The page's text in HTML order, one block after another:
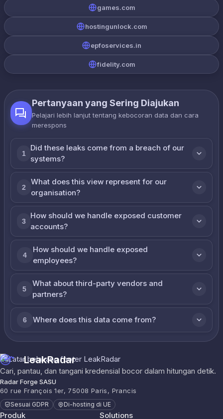
games.com
hostingunlock.com
epfoservices.in
fidelity.com
Pertanyaan yang Sering Diajukan
Pelajari lebih lanjut tentang kebocoran data dan cara
merespons
1
Did these leaks come from a breach of our
systems?
2
What does this view represent for our
organisation?
3
How should we handle exposed customer
accounts?
4
How should we handle exposed
employees?
5
What about third-party vendors and
partners?
6 Where does this data come from?
LeakRadar
Cari, pantau, dan tangani kredensial bocor dalam hitungan detik.
Radar Forge SASU
60 rue François 1er, 75008 Paris, Prancis
Sesuai GDPR Di-hosting di UE
Produk Solutions